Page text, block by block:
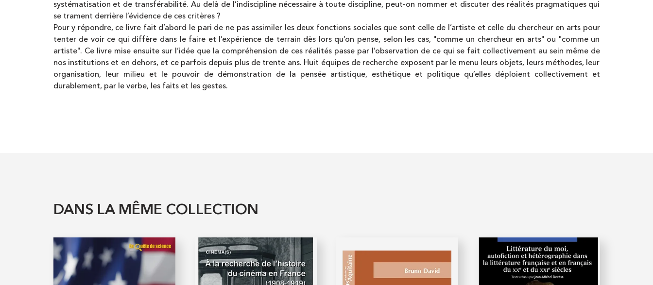
systématisation et de transférabilité. Au delà de l’indiscipline nécessaire à toute discipline, peut-on nommer et discuter des réalités pragmatiques qui
se trament derrière l’évidence de ces critères ?
Pour y répondre, ce livre fait d’abord le pari de ne pas assimiler les deux fonctions sociales que sont celle de l’artiste et celle du chercheur en arts pour
tenter de voir ce qui diffère dans le faire et l’expérience de terrain dès lors qu’on pense, selon les cas, "comme un chercheur en arts" ou "comme un
artiste". Ce livre mise ensuite sur l’idée que la compréhension de ces réalités passe par l’observation de ce qui se fait collectivement au sein même de
nos institutions et en dehors, et ce parfois depuis plus de trente ans. Huit équipes de recherche exposent par le menu leurs objets, leurs méthodes, leur
organisation, leur milieu et le pouvoir de démonstration de la pensée artistique, esthétique et politique qu’elles déploient collectivement et
durablement, par le verbe, les faits et les gestes.
DANS LA MÊME COLLECTION